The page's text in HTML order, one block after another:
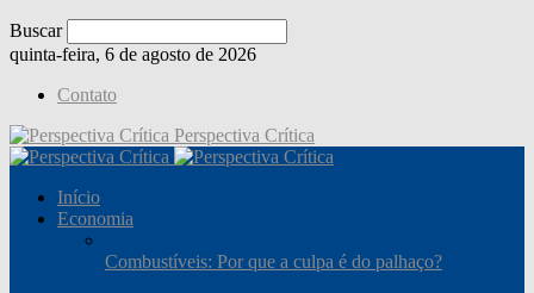
Buscar
quinta-feira, 6 de agosto de 2026
Contato
Perspectiva Crítica
Início
Economia
Combustíveis: Por que a culpa é do palhaço?